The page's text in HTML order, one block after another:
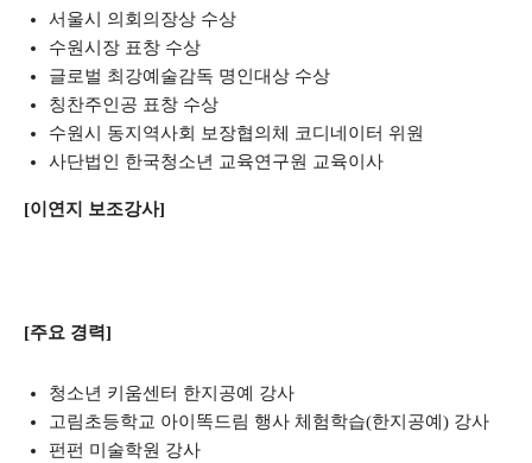
서울시 의회의장상 수상
수원시장 표창 수상
글로벌 최강예술감독 명인대상 수상
칭찬주인공 표창 수상
수원시 동지역사회 보장협의체 코디네이터 위원
사단법인 한국청소년 교육연구원 교육이사
[이연지 보조강사]
[주요 경력]
청소년 키움센터 한지공예 강사
고림초등학교 아이똑드림 행사 체험학습(한지공예) 강사
펀펀 미술학원 강사